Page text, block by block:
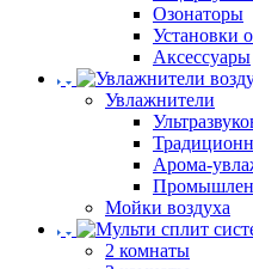
Озонаторы
Установки
Аксессуары
Увлажнители
Арома-
Мойки воздуха
2 комнаты